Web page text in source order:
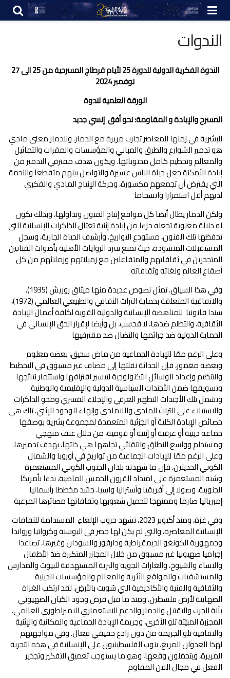
الندوات
الندوة الفكرية الدولية للدورة 25 لأيام قرطاج المسرحية من 25 الى 27
نوفمبر 2024
الورقة العلمية لندوة
المسرح والإبادة و المقاومة: نحو أفق إنسي جديد
للبشرية في زمنها المعاصر تجارب مريرة مع الدمار. وللدمار معنى مادي
هو تدمير الشوارع والطرق والمباني والمؤسسات والمقرات والتماثيل
والمعالم وتحطيم كامل محتوياتها. ويكون هدف مقترفي التدمير من
إبادة الأمكنة جعل حياة الناس عسيرة والتواصل بينهم متقطعا واللحمة
التي يفترض أن تجمعهم مكسورة، وحركة الإنتاج المادي والفكري
لديهم أقل استمرارا وانسجاما
ولكن الدمار يطال أيضا كل مواقع إنتاج الفنون وتداولها، وبذلك تكون
له دلالة معنوية تجعله جزءا من إبادة إثنية تغتال الذاكرات الإنسانية التي
تحفظها تلك الفنون، مستودع التواريخ، وأرشيف الحياة الجارية، وسجل
المستقبلات المنشودة، حيث تمنع سرد الروايات الأهلية بأصوات الفنانين
المتجذرين في ثقافاتهم والمتفاعلين مع زميلاتهم وزملائهم من كل
أصقاع العالم ولغاته وثقافاته
وفي هذا السياق، تمثل نصوص عديدة منها ميثاق روريش (1935)،
والاتفاقية المتعلقة بحماية التراث الثقافي والطبيعي العالمي (1972)،
سندا قانونيا للمناهضة الإنسانية والدولية القوية لكافة أعمال الإبادة
الثقافية، والتظلم ضدها، لا فحسب، بل وأيضا لإقرار الحق الإنساني في
الحماية الدولية ضد جرائمها والنضال ضد مقترفيها
وعلى الرغم ممّا للإبادة الجماعية من ماض سحيق، بعضه معلوم
وبعضه مغمور، فإن الحداثة نقلتها إلى مصاف غير مسبوق في التخطيط
والتنظيم وإعداد الوسائل التكنولوجية لتيسير اقترافها واستثمار نتائجها
وتسويقها ضمن الأجندات السياسية الدولية والإقليمية والوطنية.
وتشمل تلك الأجندات التطهير العرقي والإجلاء القسري ومحو الذاكرات
والاستيلاء على التراث المادي واللامادي وإنهاء الوجود الإثني. تلك هي
خصائص الإبادة الكلية أو الجزئية المتعمدة لمجموعة بشرية بوصفها
جماعة دينية أو عرقية أو إثنية أو قومية، من خلال عنف منهجي
ومستدام وواسع النطاق وانتقائي تجاهها هي ذاتها، بهدف تدميرها.
وعلى الرغم ممّا للإبادات الجماعية من تواريخ في أوروبا والشمال
الكوني الحديثين، فإن ما شهدته بلدان الجنوب الكوني المستعمرة
وشبه المستعمرة على امتداد القرون الخمس الماضية، بدءا بأمريكا
الجنوبية، وصولا إلى أفريقيا وأستراليا وآسيا، جسّد مخططا رأسماليا
إمبرياليا صارما وممنهجا لتحميل شعوبها وثقافاتها مصائرها المرعبة
وفي غزة، ومنذ أكتوبر 2023، تشهد حروب الإلغاءِ المستدامة للثقافات
الإنسانية المعاصرة، والتي لم يكن لها حصر في البوسنة وكرواتيا ورواندا
وجمهورية الكونغو الديمقراطية ودارفور والسودان وغيرها، تصاعدا
إجراميا صهيونيا غير مسبوق من خلال المجازر المتكررة ضدّ الأطفال
والنساء والشيوخ، والغارات الجوية والبرية المستهدفة للبيوت والمدارس
والمستشفيات والمواقع الأثرية والمعالم والمؤسسات الدينية
والثقافية والفنية والأكاديمية التي سُويت بالأرضِ. لقد ارتكب الغزاة
الصهاينة لأرض فلسطين، ومنذ ما قبل فرض وجود الكيان الصهيوني
بآلة الحرب والتقتيل والدمار والدعم الاستعماري الامبراطوري العالمي،
المجزرة المبيّتة تلو الأخرى، وجريمة الإبادة الجماعية والمكانية والإثنية
والثقافية تلو الجريمة من دون رادع حقيقي فعال. وفي مواجهتهم
لهذا العدوان المريع، ينوب الفلسطينيون على الإنسانية في هذه التجربة
المريرة، ويتحمّلون وقعها، وهو ما يستوجب تعميق التفكير وتجذير
الفعل في مجال الفن المقاوم